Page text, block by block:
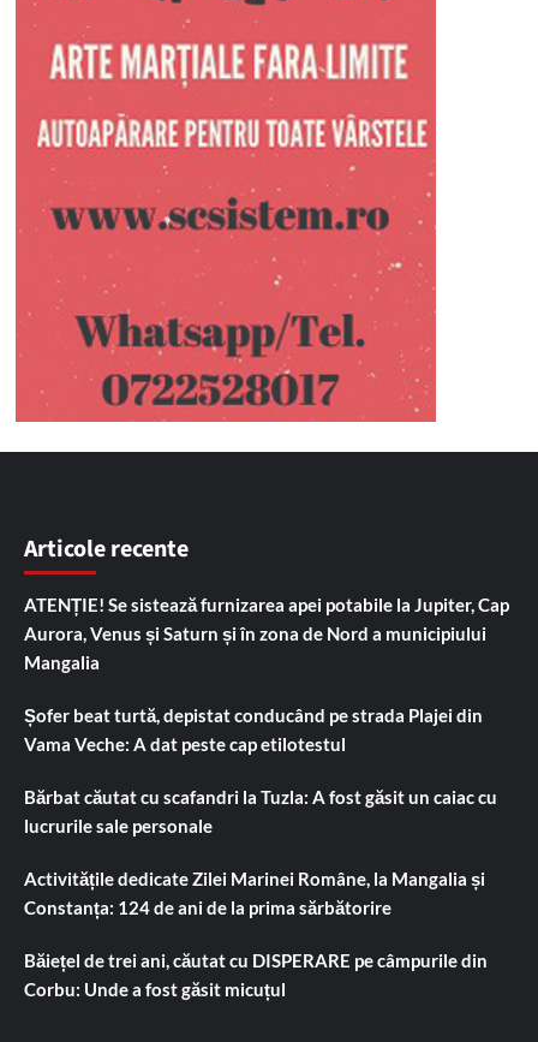
Articole recente
ATENȚIE! Se sistează furnizarea apei potabile la Jupiter, Cap
Aurora, Venus și Saturn și în zona de Nord a municipiului
Mangalia
Șofer beat turtă, depistat conducând pe strada Plajei din
Vama Veche: A dat peste cap etilotestul
Bărbat căutat cu scafandri la Tuzla: A fost găsit un caiac cu
lucrurile sale personale
Activitățile dedicate Zilei Marinei Române, la Mangalia și
Constanța: 124 de ani de la prima sărbătorire
Băiețel de trei ani, căutat cu DISPERARE pe câmpurile din
Corbu: Unde a fost găsit micuțul